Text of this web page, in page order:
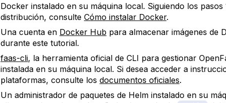
Docker instalado en su máquina local. Siguiendo los pasos
distribución, consulte Cómo instalar Docker.
Una cuenta en Docker Hub para almacenar imágenes de
durante este tutorial.
faas-cli, la herramienta oficial de CLI para gestionar
instalada en su máquina local. Si desea acceder a
plataformas, consulte los documentos oficiales.
Un administrador de paquetes de Helm instalado en su